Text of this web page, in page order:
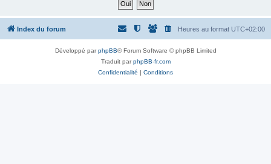
Index du forum Heures au format UTC+02:00
Développé parphpBB® Forum Software © phpBB Limited
Traduit parphpBB-fr.com
Confidentialité | Conditions